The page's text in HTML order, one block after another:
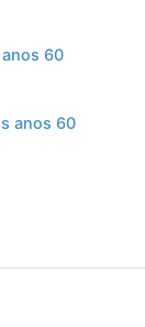
60
anos 60